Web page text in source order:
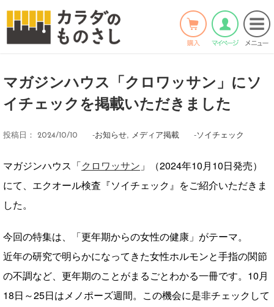
ホーム > お知らせ>
Twitter LINE
マガジンハウス「クロワッサン」にソ
イチェックを掲載いただきました
投稿日： 2024/10/10 -お知らせ, メディア掲載 -ソイチェック
マガジンハウス「クロワッサン 」（2024年10月10日発売）
にて、エクオール検査『ソイチェック』をご紹介いただきま
した。
今回の特集は、「更年期からの女性の健康」がテーマ。
近年の研究で明らかになってきた女性ホルモンと手指の関節
の不調など、更年期のことがまるごとわかる一冊です。10月
18日～25日はメノポーズ週間。この機会に是非チェックして